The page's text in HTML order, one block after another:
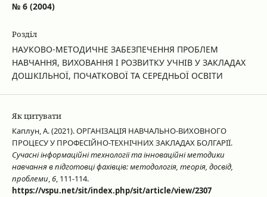
№ 6 (2004)
Розділ
НАУКОВО-МЕТОДИЧНЕ ЗАБЕЗПЕЧЕННЯ ПРОБЛЕМ
НАВЧАННЯ, ВИХОВАННЯ І РОЗВИТКУ УЧНІВ У ЗАКЛАДАХ
ДОШКІЛЬНОЇ, ПОЧАТКОВОЇ ТА СЕРЕДНЬОЇ ОСВІТИ
Як цитувати
Каплун, А. (2021). ОРГАНІЗАЦІЯ НАВЧАЛЬНО-ВИХОВНОГО
ПРОЦЕСУ У ПРОФЕСІЙНО-ТЕХНІЧНИХ ЗАКЛАДАХ БОЛГАРІЇ.
Сучасні інформаційні технології та інноваційні методики
навчання в підготовці фахівців: методологія, теорія, досвід,
проблеми,6, 111-114.
https://vspu.net/sit/index.php/sit/article/view/2307